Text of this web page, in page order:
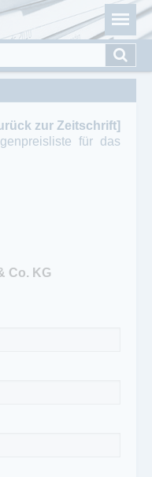
Portal für
& eBooks
zur Zeitschrift]
für das